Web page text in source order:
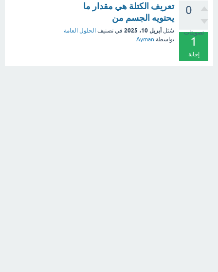
0
تصويتات
1
إجابة
تعريف الكتلة هي مقدار ما
يحتويه الجسم من
سُئل أبريل 10، 2025 في تصنيف الحلول العامة
بواسطة Ayman